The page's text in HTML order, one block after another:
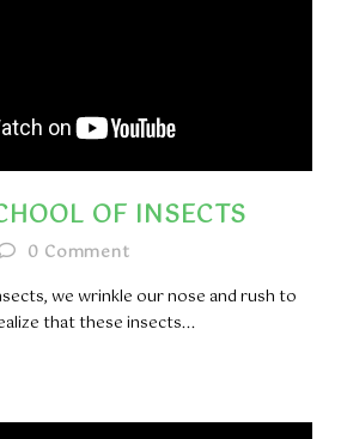
OF INSECTS
0 Comment
we wrinkle our nose and rush to
that these insects...